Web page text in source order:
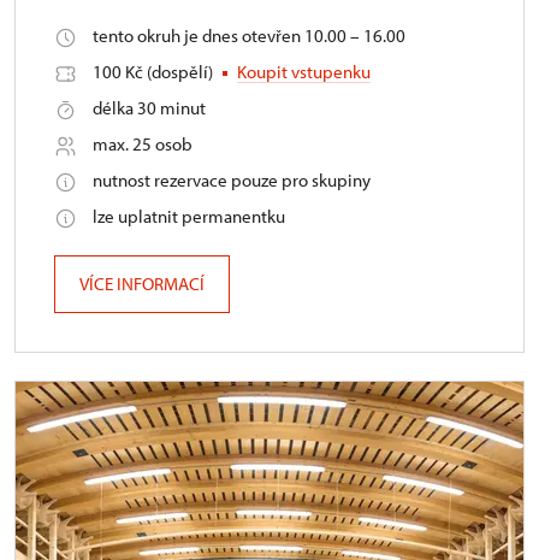
tento okruh je dnes otevřen 10.00 – 16.00
100 Kč (dospělí)
Koupit vstupenku
délka 30 minut
max. 25 osob
nutnost rezervace pouze pro skupiny
lze uplatnit permanentku
VÍCE INFORMACÍ